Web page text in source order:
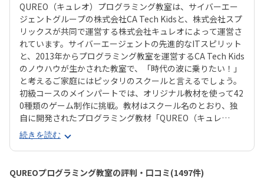
QUREO（キュレオ）プログラミング教室は、サイバーエー
ジェントグループの株式会社CA Tech Kidsと、株式会社スプ
リックスが共同で運営する株式会社キュレオによって運営さ
れています。サイバーエージェントの先進的なITスピリット
と、2013年からプログラミング教室を運営するCA Tech Kids
のノウハウが生かされた教室で、「時代の波に乗りたい！」
と考えるご家庭にはピッタリのスクールと言えるでしょう。
初級コースのメインパートでは、オリジナル教材を使って42
0種類のゲーム制作に挑戦。教材はスクール名のとおり、独
自に開発されたプログラミング教材「QUREO（キュレ
オ）」です。スマホゲームのような感覚でサクサク進められ
るのに、本格的な内容が学べるのが魅力。子どもにとっても
「やらされている感」がないので、楽しくゲームをクリアし
ていくようなペースでどんどん学習を進めていけます。教材
のデザイン性も高く、実際にスマホゲーム開発で使用されて
続きを読む
QUREOプログラミング教室の評判・口コミ(1497件)